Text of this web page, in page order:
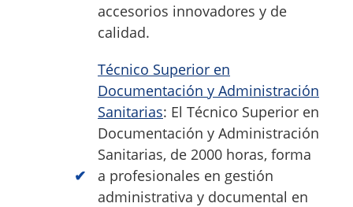
accesorios innovadores y de
calidad.
Técnico Superior en
Documentación y Administración
Sanitarias: El Técnico Superior en
Documentación y Administración
Sanitarias, de 2000 horas, forma
a profesionales en gestión
administrativa y documental en